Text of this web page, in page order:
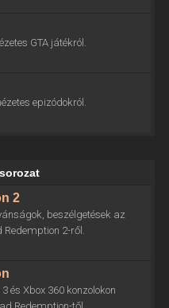
GTA játékról.
epizódokról.
2
beszélgetések az
Redemption 2-ről.
és Xbox 360 konzolokon